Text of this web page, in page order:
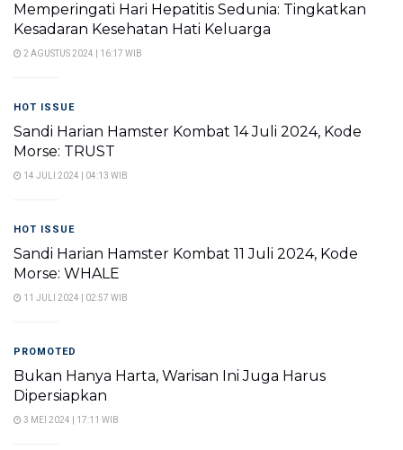
Memperingati Hari Hepatitis Sedunia: Tingkatkan
Kesadaran Kesehatan Hati Keluarga
2 AGUSTUS 2024 | 16:17 WIB
HOT ISSUE
Sandi Harian Hamster Kombat 14 Juli 2024, Kode
Morse: TRUST
14 JULI 2024 | 04:13 WIB
HOT ISSUE
Sandi Harian Hamster Kombat 11 Juli 2024, Kode
Morse: WHALE
11 JULI 2024 | 02:57 WIB
PROMOTED
Bukan Hanya Harta, Warisan Ini Juga Harus
Dipersiapkan
3 MEI 2024 | 17:11 WIB